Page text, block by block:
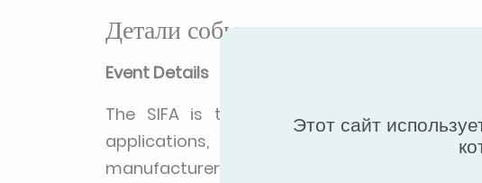
Детали события
Event Details
The SIFA is the professional exhibition
applications, bringing together all key
manufacturers, refrigeration installers, end-
Этот сайт